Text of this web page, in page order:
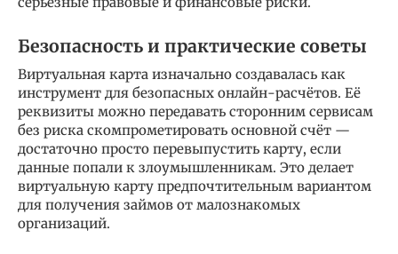
Безопасность и практические советы
Виртуальная карта изначально создавалась как
инструмент для безопасных онлайн-расчётов. Её
реквизиты можно передавать сторонним сервисам
без риска скомпрометировать основной счёт —
достаточно просто перевыпустить карту, если
данные попали к злоумышленникам. Это делает
виртуальную карту предпочтительным вариантом
для получения займов от малознакомых
организаций.